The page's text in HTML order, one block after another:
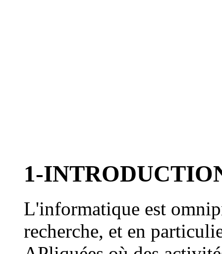
1-
L'informatique est
recherche, et en